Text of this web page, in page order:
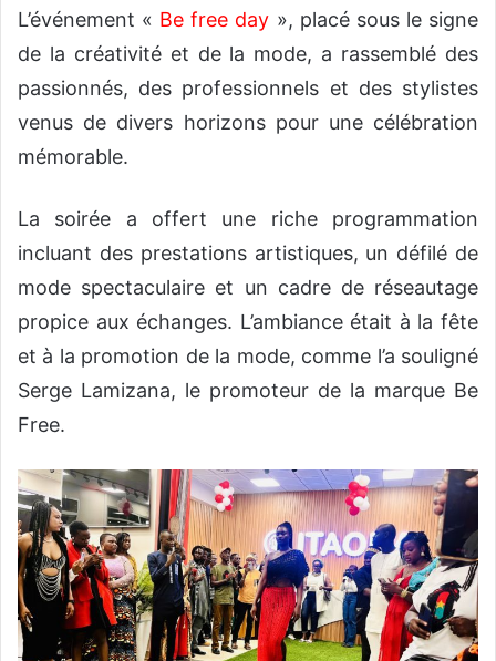
L’événement « Be free day », placé sous le signe
de la créativité et de la mode, a rassemblé des
passionnés, des professionnels et des stylistes
venus de divers horizons pour une célébration
mémorable.
La soirée a offert une riche programmation
incluant des prestations artistiques, un défilé de
mode spectaculaire et un cadre de réseautage
propice aux échanges. L’ambiance était à la fête
et à la promotion de la mode, comme l’a souligné
Serge Lamizana, le promoteur de la marque Be
Free.